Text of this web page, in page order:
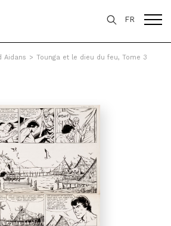
FR
Aidans > Tounga et le dieu du feu, Tome 3